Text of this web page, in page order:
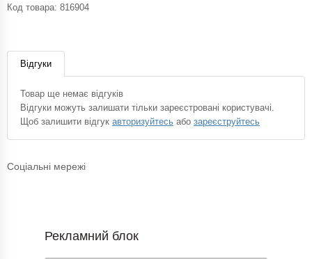
Код товара: 816904
Відгуки
Товар ще немає відгуків
Відгуки можуть залишати тільки зареєстровані користувачі.
Щоб залишити відгук авторизуйтесь або зареєструйтесь
Соціальні мережі
Рекламний блок